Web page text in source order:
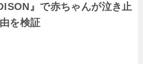
』で赤ちゃんが泣き止
を検証